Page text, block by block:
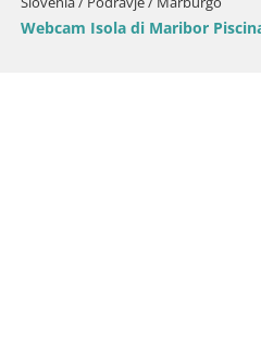
Webcam Isola di Maribor Piscina